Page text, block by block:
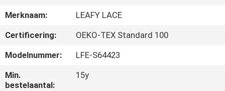
FABRIEKSREIS
KWALITEITSCONTROLE
CONTACTEER
Merknaam:
LEAFY LACE
Certificering:
OEKO-TEX Standard 100
Modelnummer:
LFE-S64423
Min.
bestelaantal:
15y